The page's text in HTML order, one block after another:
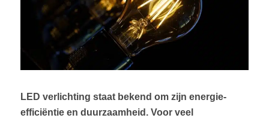
LED verlichting staat bekend om zijn energie-
efficiëntie en duurzaamheid. Voor veel